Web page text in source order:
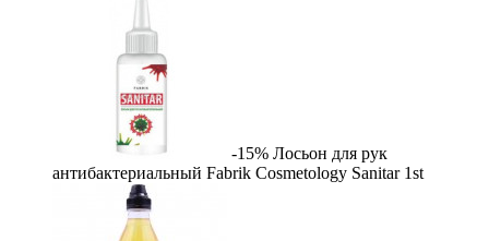
-15% Лосьон для рук
антибактериальный Fabrik Cosmetology Sanitar 1st